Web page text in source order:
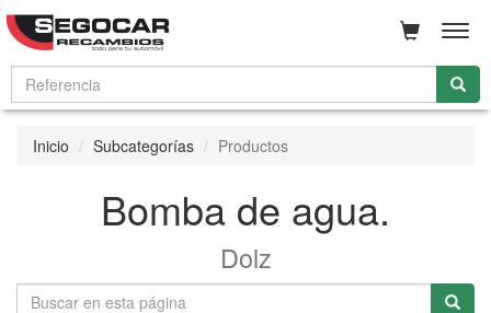
Inicio Subcategorías Productos
Bomba de agua.
Dolz